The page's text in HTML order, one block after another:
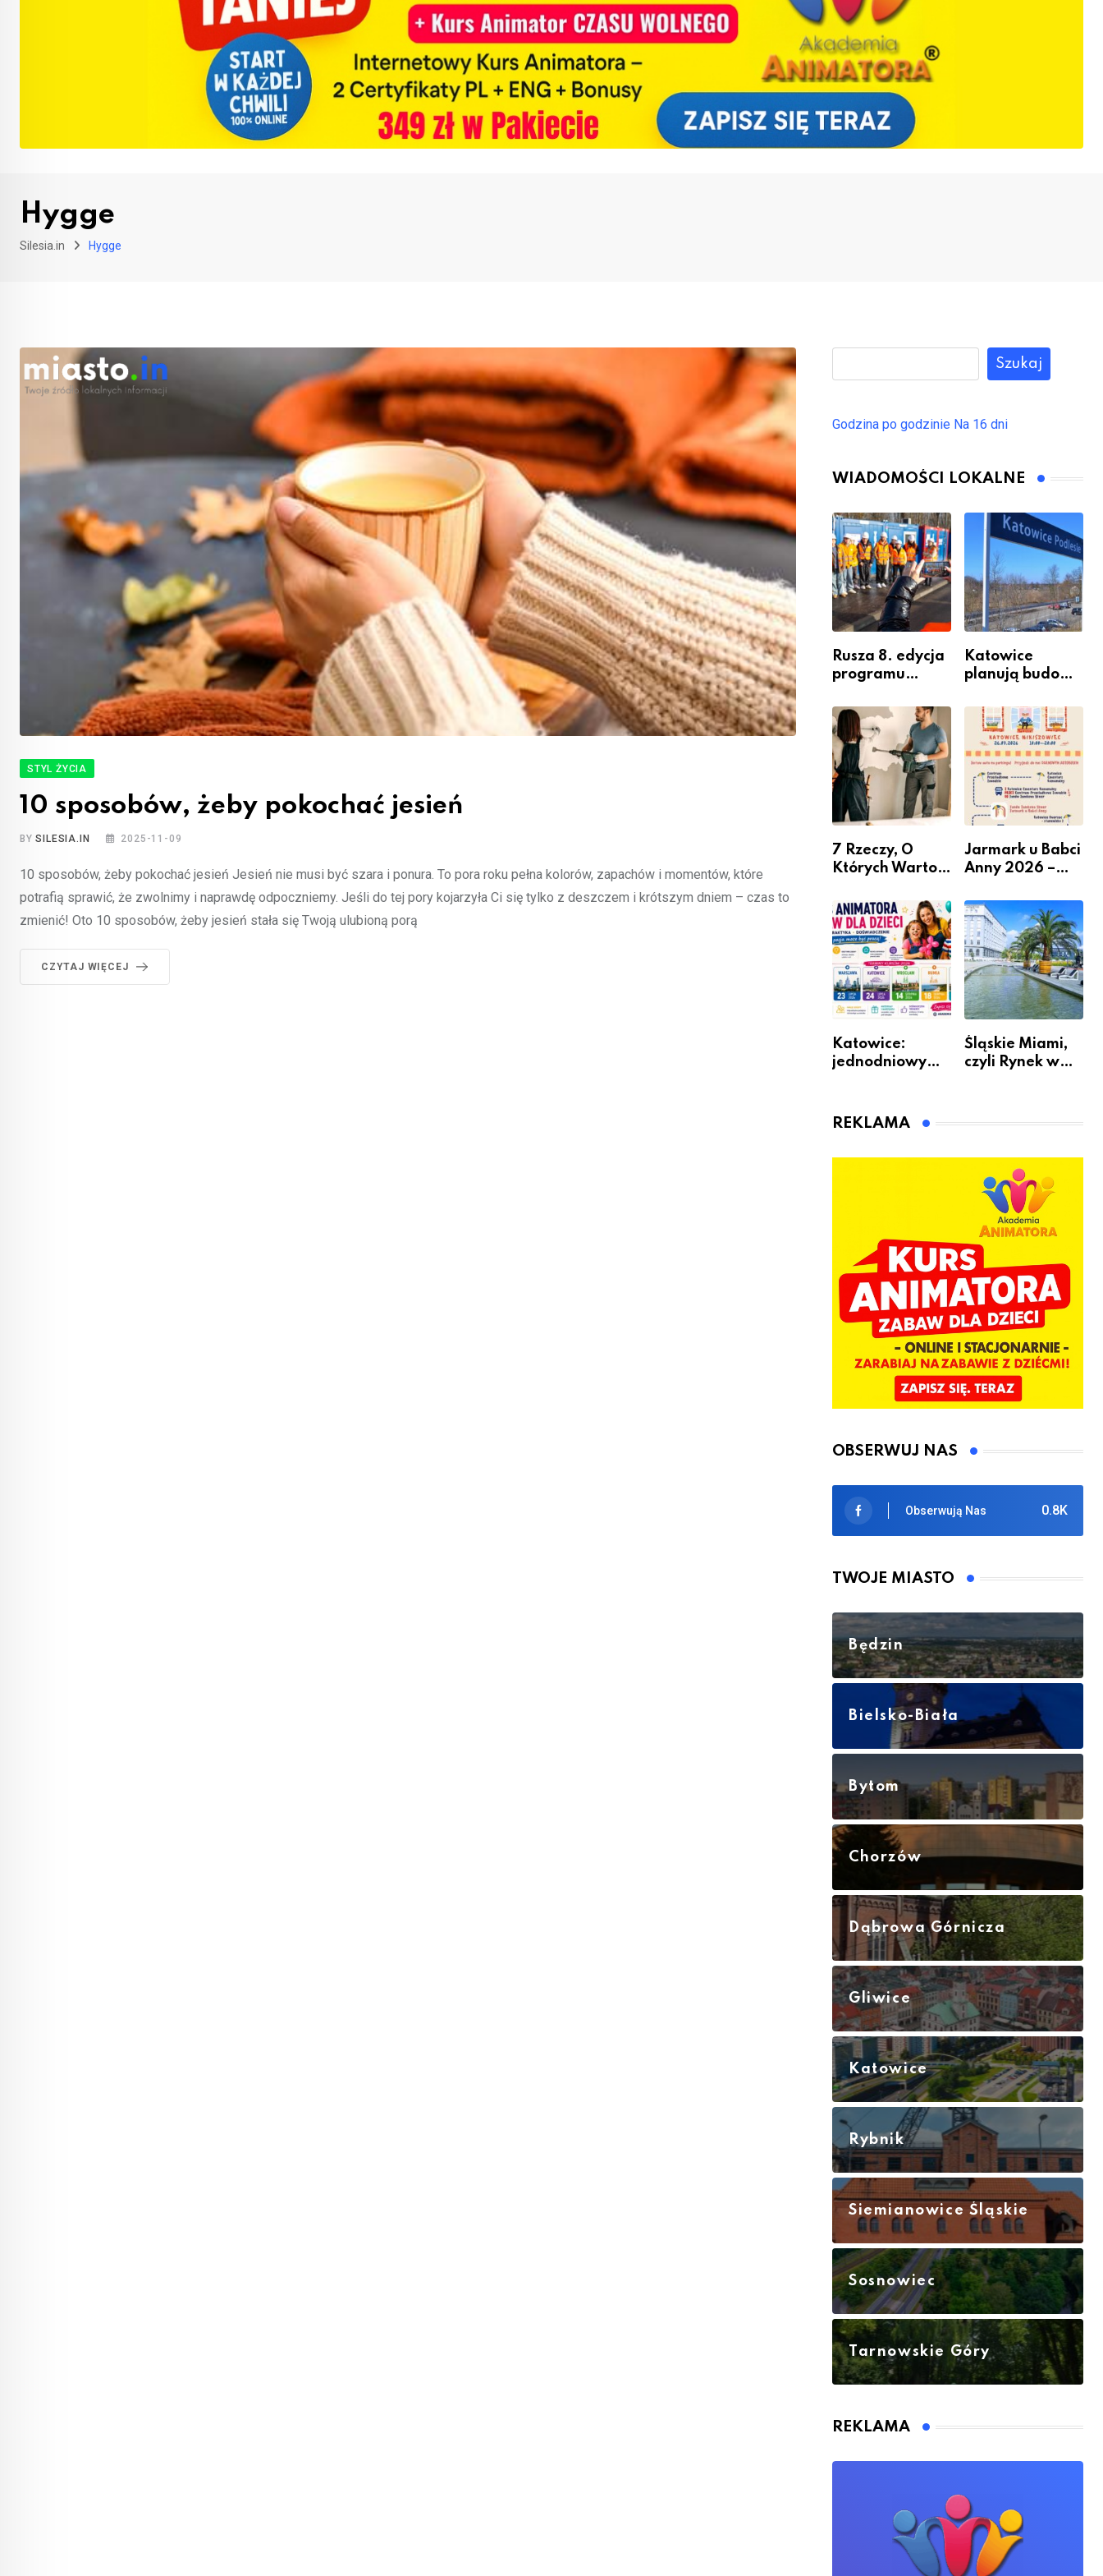
Hygge
Silesia.in Hygge
STYL ŻYCIA
10 sposobów, żeby pokochać jesień
BYSILESIA.IN 2025-11-09
10 sposobów, żeby pokochać jesień Jesień nie musi być szara i ponura. To pora roku pełna kolorów, zapachów i momentów, które
potrafią sprawić, że zwolnimy i naprawdę odpoczniemy. Jeśli do tej pory kojarzyła Ci się tylko z deszczem i krótszym dniem – czas to
zmienić! Oto 10 sposobów, żeby jesień stała się Twoją ulubioną porą
CZYTAJ WIĘCEJ
Szukaj
Godzina po godzinie Na 16 dni
WIADOMOŚCI LOKALNE
Rusza 8. edycja
programu
Miastem
Fachowców” –
nabór dla
przedsiębiorców
Katowice
planują budowę
przesiadkoweg
o w Podlesiu
7 Rzeczy, O
Których Warto
Remontem
Mieszkania
Jarmark u Babci
Anny 2026 –
Katowice:
jednodniowy
animatora
Śląskie Miami,
czyli Rynek w
REKLAMA
OBSERWUJ NAS
0.8K
Obserwują Nas
TWOJE MIASTO
Będzin
Bielsko-Biała
Bytom
Chorzów
Dąbrowa Górnicza
Gliwice
Katowice
Rybnik
Siemianowice Śląskie
Sosnowiec
Tarnowskie Góry
REKLAMA